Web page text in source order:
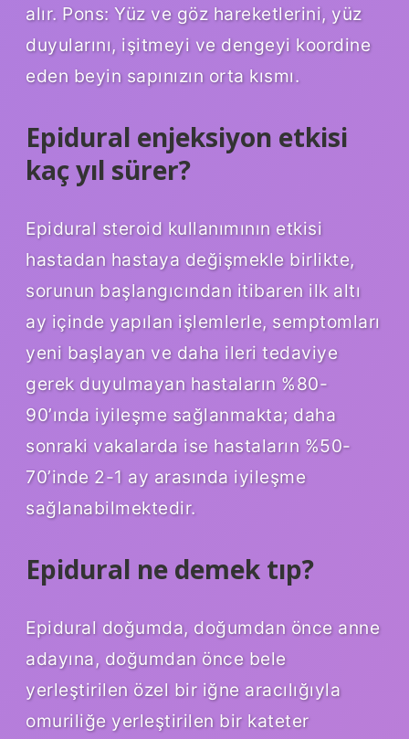
alır. Pons: Yüz ve göz hareketlerini, yüz
duyularını, işitmeyi ve dengeyi koordine
eden beyin sapınızın orta kısmı.
Epidural enjeksiyon etkisi
kaç yıl sürer?
Epidural steroid kullanımının etkisi
hastadan hastaya değişmekle birlikte,
sorunun başlangıcından itibaren ilk altı
ay içinde yapılan işlemlerle, semptomları
yeni başlayan ve daha ileri tedaviye
gerek duyulmayan hastaların %80-
90’ında iyileşme sağlanmakta; daha
sonraki vakalarda ise hastaların %50-
70’inde 2-1 ay arasında iyileşme
sağlanabilmektedir.
Epidural ne demek tıp?
Epidural doğumda, doğumdan önce anne
adayına, doğumdan önce bele
yerleştirilen özel bir iğne aracılığıyla
omuriliğe yerleştirilen bir kateter